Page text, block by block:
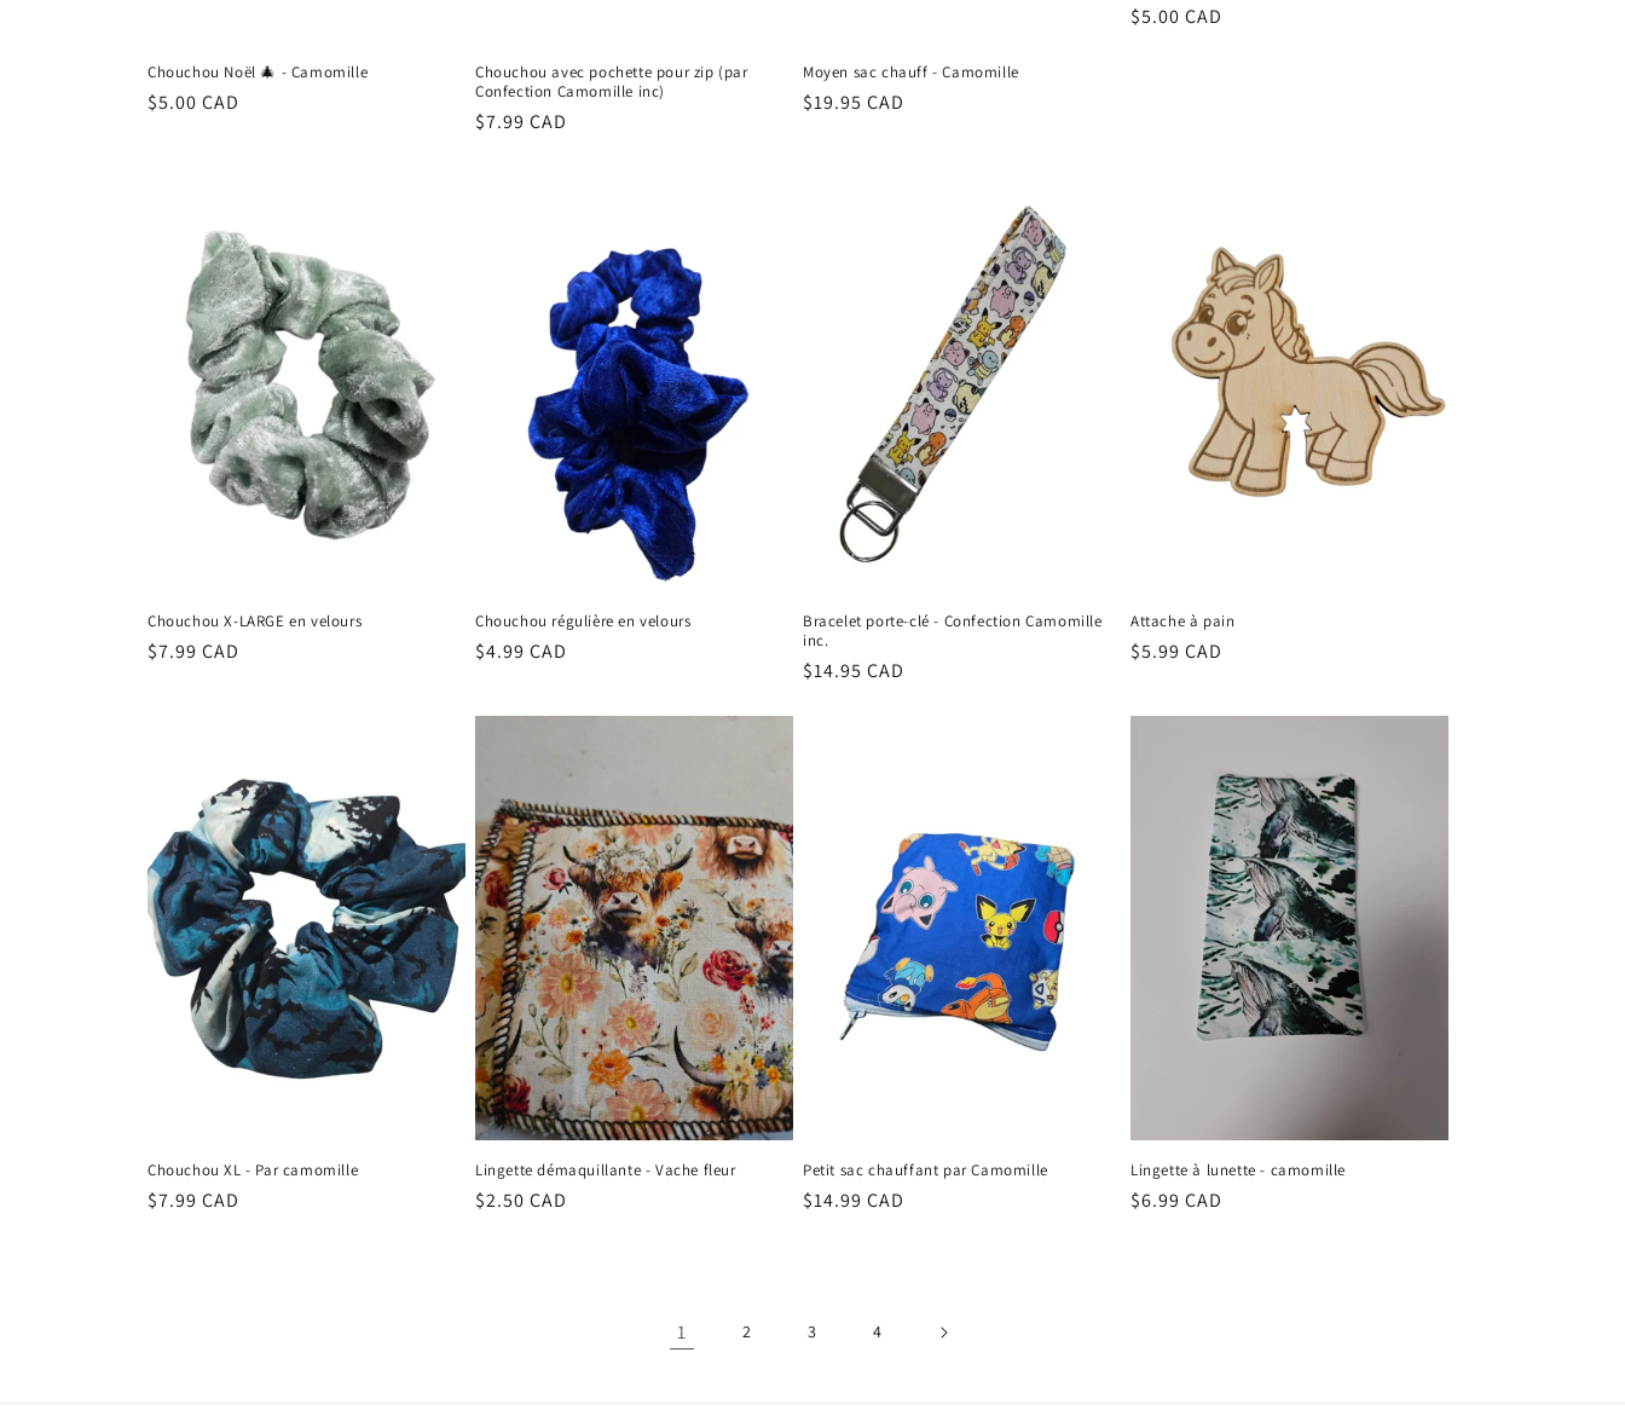
Chouchou Noël 🎄 - Camomille
Regular
$5.00 CAD
Chouchou avec pochette pour zip (par
Confection Camomille inc)
Regular
$7.99 CAD
Moyen sac chauff - Camomille
Regular
$19.95 CAD
Regular
$5.00 CAD
Chouchou X-LARGE en velours
Regular
$7.99 CAD
Chouchou régulière en velours
Regular
$4.99 CAD
Bracelet porte-clé - Confection Camomille
inc.
Regular
$14.95 CAD
Attache à pain
Regular
$5.99 CAD
Chouchou XL - Par camomille
Regular
$7.99 CAD
Lingette démaquillante - Vache fleur
Regular
$2.50 CAD
Petit sac chauffant par Camomille
Regular
$14.99 CAD
Lingette à lunette - camomille
Regular
$6.99 CAD
1 2 3 4